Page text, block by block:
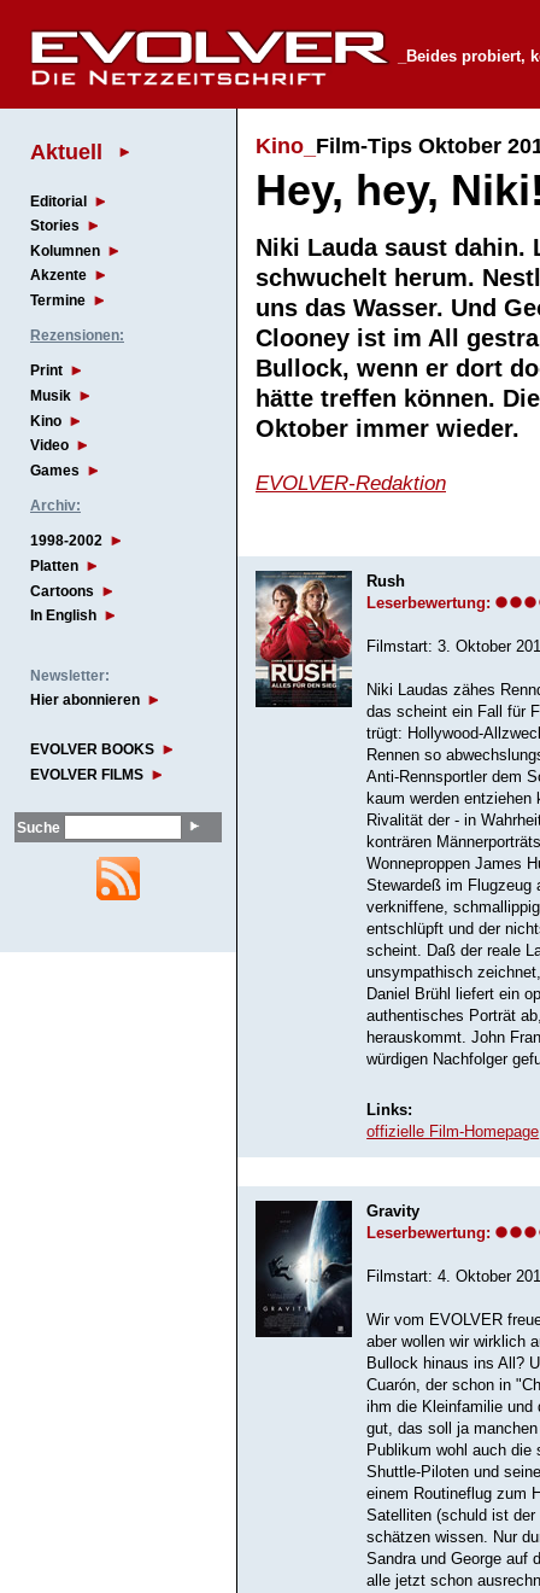
_Beides probiert,
Aktuell
Editorial
Stories
Kolumnen
Akzente
Termine
Rezensionen:
Print
Musik
Kino
Video
Games
Archiv:
1998-2002
Platten
Cartoons
In English
Newsletter:
Hier abonnieren
EVOLVER BOOKS
EVOLVER FILMS
Suche
Kino_ Film-Tips Oktober
Hey, hey,
Niki Lauda saust dahin.
schwuchelt herum.
uns das Wasser. Und
Clooney ist im All
Bullock, wenn er dort
hätte treffen können.
Oktober immer
EVOLVER-Redaktion
Rush
Leserbewertung:
Filmstart: 3. Oktober
Niki Laudas zähes
das scheint ein Fall für
trügt: Hollywood-
Rennen so
Anti-Rennsportler dem
kaum werden
Rivalität der - in
konträren
Wonneproppen James
Stewardeß im Flugzeug
verkniffene,
entschlüpft und der
scheint. Daß der reale
unsympathisch
Daniel Brühl liefert ein
authentisches Porträt
herauskommt. John
würdigen Nachfolger
Links:
offizielle Film-Homepage
Gravity
Leserbewertung:
Filmstart: 4. Oktober
Wir vom EVOLVER
aber wollen wir wirklich
Bullock hinaus ins All?
Cuarón, der schon in
ihm die Kleinfamilie und
gut, das soll ja
Publikum wohl auch die
Shuttle-Piloten und
einem Routineflug zum
Satelliten (schuld ist
schätzen wissen. Nur
Sandra und George auf
alle jetzt schon